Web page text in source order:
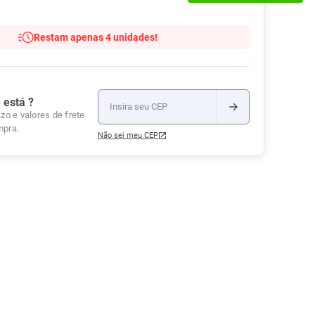
Umedecidas
Roupas Íntimas
Ver Tudo
Ver Tudo
Ver Tudo
Restam apenas 4 unidades!
está ?
e valores de frete
Não sei meu CEP